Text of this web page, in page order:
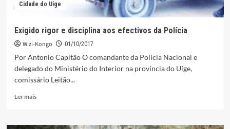
Ambuila
Cidade do Uíge
Exigido rigor e disciplina aos efectivos da Polícia
Wizi-Kongo 01/10/2017
Por Antonio Capitão O comandante da Polícia Nacional e
delegado do Ministério do Interior na província do Uíge,
comissário Leitão...
Ler maisLeia
Exigido